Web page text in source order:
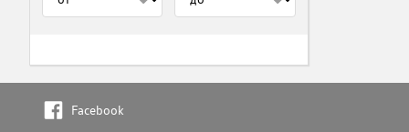
Facebook